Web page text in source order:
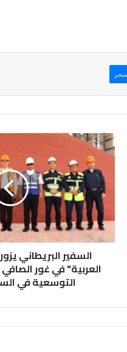
ا
ل
ب
ن
ي
السفير البريطاني
العربية" في غور
التوسعية في